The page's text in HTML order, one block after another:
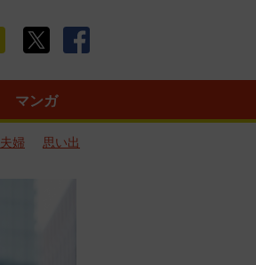
マンガ
夫婦
思い出